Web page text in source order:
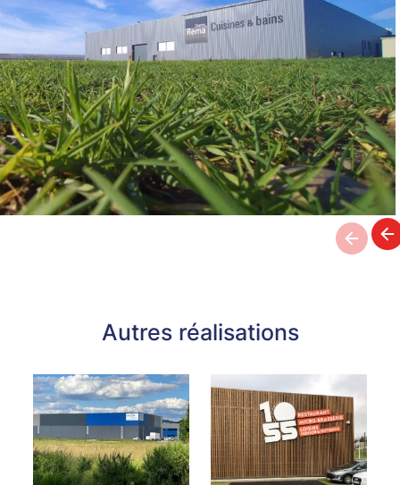
Autres réalisations